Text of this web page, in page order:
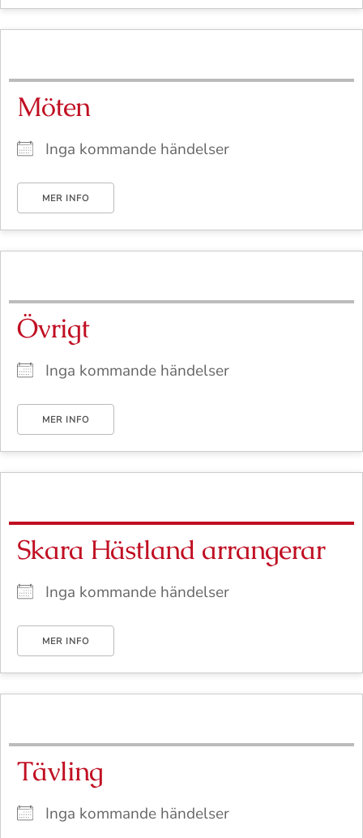
Möten
Inga kommande händelser
MER INFO
Övrigt
Inga kommande händelser
MER INFO
Skara Hästland arrangerar
Inga kommande händelser
MER INFO
Tävling
Inga kommande händelser